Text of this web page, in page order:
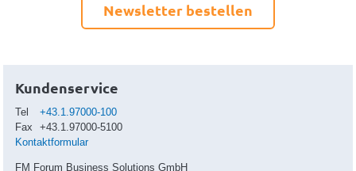
Newsletter bestellen
Kundenservice
Tel
+43.1.97000-100
Fax
+43.1.97000-5100
Kontaktformular
FM Forum Business Solutions GmbH